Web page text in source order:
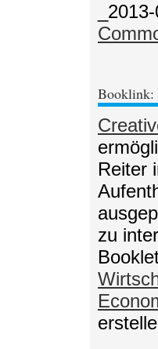
Booklink:
Reiter
zu